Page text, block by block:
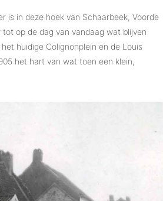
is in deze hoek van Schaarbeek, Voorde
op de dag van vandaag wat blijven
huidige Colignonplein en de Louis
het hart van wat toen een klein,